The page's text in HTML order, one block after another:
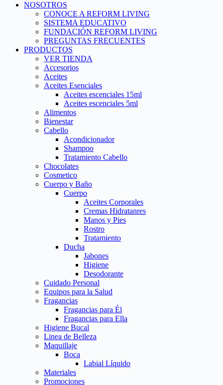
NOSOTROS
CONOCE A REFORM LIVING
SISTEMA EDUCATIVO
FUNDACIÓN REFORM LIVING
PREGUNTAS FRECUENTES
PRODUCTOS
VER TIENDA
Accesorios
Aceites
Aceites Esenciales
Aceites escenciales 15ml
Aceites escenciales 5ml
Alimentos
Bienestar
Cabello
Acondicionador
Shampoo
Tratamiento Cabello
Chocolates
Cosmetico
Cuerpo y Baño
Cuerpo
Aceites Corporales
Cremas Hidratanres
Manos y Pies
Rostro
Tratamiento
Ducha
Jabones
Higiene
Desodorante
Cuidado Personal
Equipos para la Salud
Fragancias
Fragancias para Él
Fragancias para Ella
Higiene Bucal
Linea de Belleza
Maquillaje
Boca
Labial Líquido
Materiales
Promociones